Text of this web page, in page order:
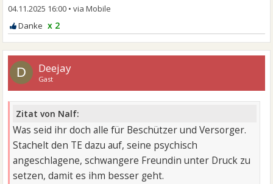
04.11.2025 16:00 •
x 2
D Deejay
Gast
Zitat von Nalf:
Was seid ihr doch alle für Beschützer und Versorger.
Stachelt den TE dazu auf, seine psychisch
angeschlagene, schwangere Freundin unter Druck zu
setzen, damit es ihm besser geht.